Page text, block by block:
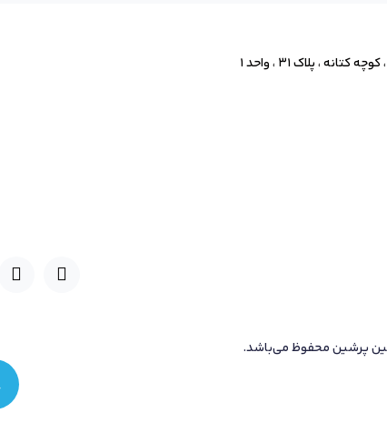
، پلاک ۳۱ ، واحد ۱
پرشین محفوظ می‌باشد.